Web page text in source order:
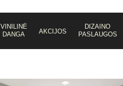
VINILINĖ
DANGA
AKCIJOS
DIZAINO
PASLAUGOS